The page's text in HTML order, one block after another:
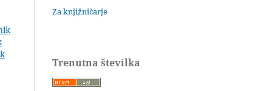
Za knjižničarje
Trenutna številka